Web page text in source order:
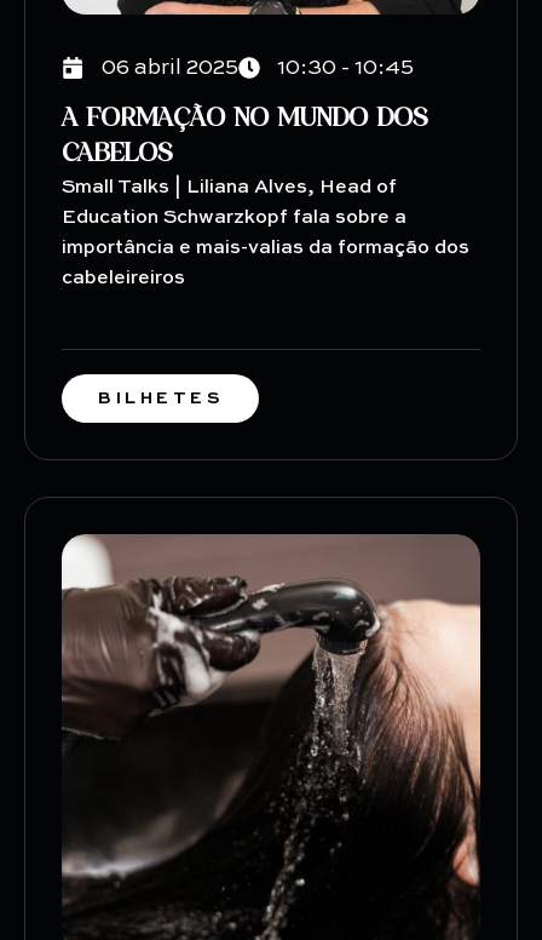
06 abril 2025 10:30 - 10:45
A FORMAÇÃO NO MUNDO DOS
CABELOS
Small Talks | Liliana Alves, Head of
Education Schwarzkopf fala sobre a
importância e mais-valias da formação dos
cabeleireiros
BILHETES